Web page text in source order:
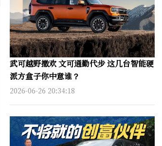
武可越野撒欢 文可通勤代步 这几台智能硬
派方盒子你中意谁？
2026-06-26 20:34:18